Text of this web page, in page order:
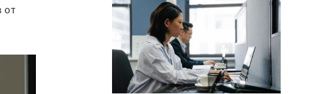
от
УСПЕШНО
ВЫВЕДЕН
НА
ОРБИТУ